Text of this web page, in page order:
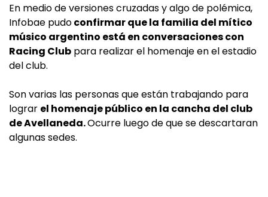
En medio de versiones cruzadas y algo de polémica,
Infobae pudoconfirmar que la familia del mítico
músico argentino está en conversaciones con
Racing Club para realizar el homenaje en el estadio
del club.
Son varias las personas que están trabajando para
lograr el homenaje público en la cancha del club
de Avellaneda.Ocurre luego de que se descartaran
algunas sedes.